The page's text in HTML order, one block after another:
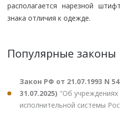
располагается нарезной
знака отличия к одежде.
Популярные законы
Закон РФ от 21.07.1993 N
31.07.2025) "Об учреждениях
исполнительной системы